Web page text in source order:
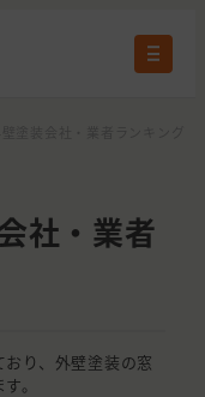
社・業者
り、外壁塗装の窓
。